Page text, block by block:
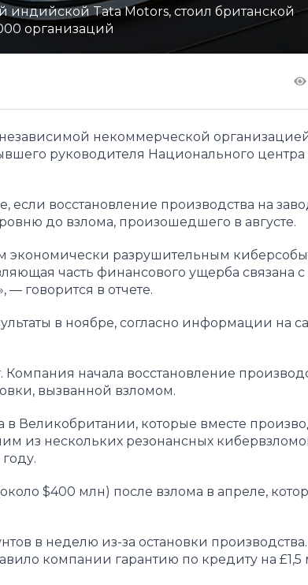
Tata Motors, стоил британской
организаций
некоммерческой
руководителя Национального центра
если восстановление производства на
до взлома, произошедшего в августе.
экономически разрушительным
часть финансового ущерба связана с
— говорится в отчете.
в ноябре, согласно информации на
Компания начала восстановление
вызванной взломом.
Великобритании, которые вместе
из нескольких резонансных
$400 млн) после взлома в апреле,
в неделю из-за остановки
компании гарантию по кредиту на £1,5